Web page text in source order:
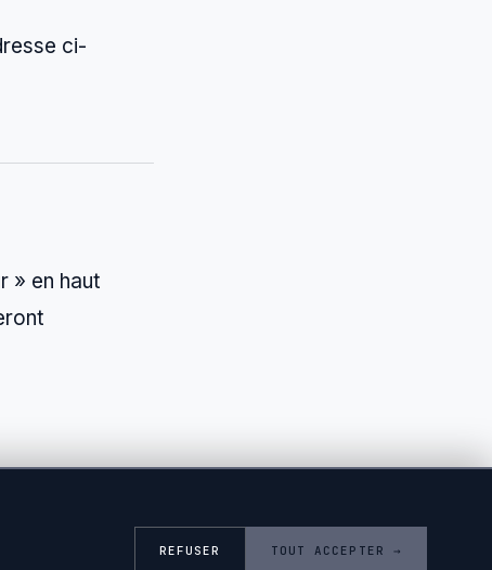
ci-
» en haut
REFUSER TOUT ACCEPTER →